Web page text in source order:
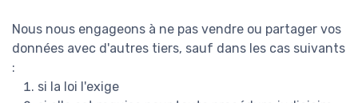
Nous nous engageons à ne pas vendre ou partager vos
données avec d'autres tiers, sauf dans les cas suivants
:
si la loi l'exige